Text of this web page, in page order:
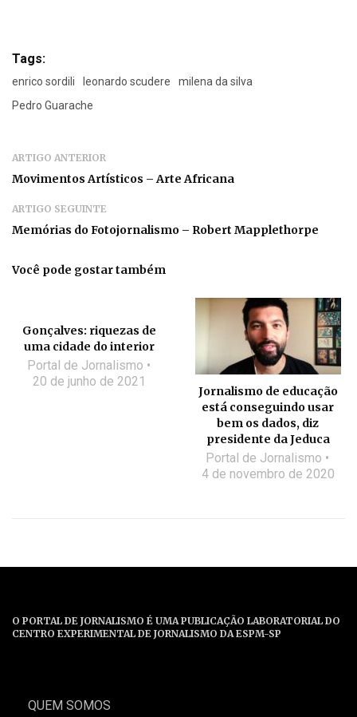
Tags:
enrico sordili leonardo scudere
milena da silva
Pedro Guarache
ARTIGO ANTERIOR
Movimentos Artísticos – Arte Africana
ARTIGO SEGUINTE
Memórias do Fotojornalismo – Robert Mapplethorpe
Você pode gostar também
Gonçalves: riquezas de
uma cidade do interior
Portal de Jornalismo
20 de junho de 2021
Jornalismo de educação
está conseguindo usar
bem os dados, diz
presidente da Jeduca
Portal de Jornalismo
4 de novembro de 2020
O PORTAL DE JORNALISMO É UMA PUBLICAÇÃO LABORATORIAL DO
CENTRO EXPERIMENTAL DE JORNALISMO DA ESPM-SP
QUEM SOMOS